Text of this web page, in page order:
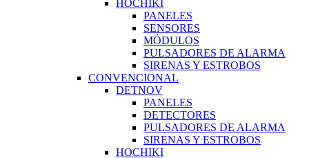
HOCHIKI
PANELES
SENSORES
MÓDULOS
PULSADORES DE ALARMA
SIRENAS Y ESTROBOS
CONVENCIONAL
DETNOV
PANELES
DETECTORES
PULSADORES DE ALARMA
SIRENAS Y ESTROBOS
HOCHIKI